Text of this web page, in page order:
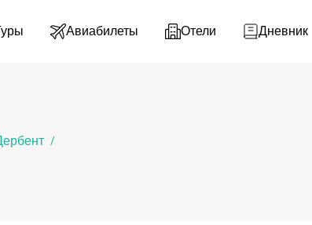
Авиабилеты Отели Дневник
/